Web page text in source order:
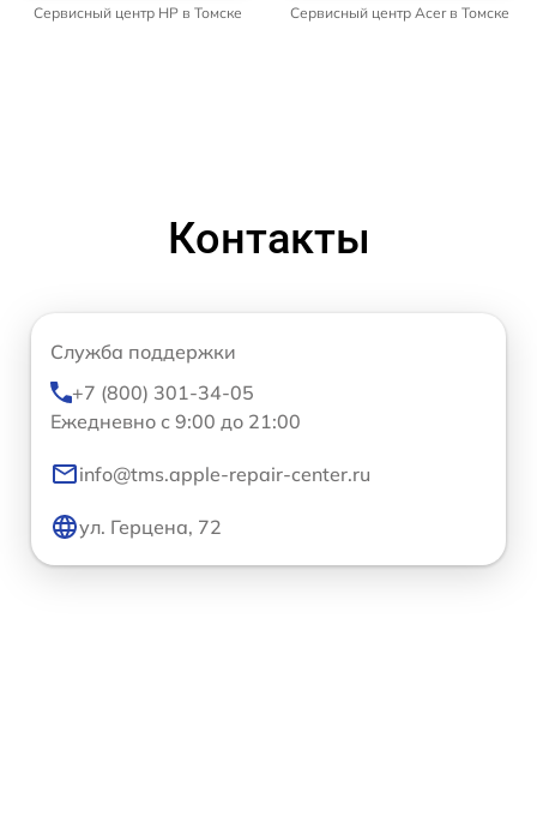
Сервисный центр HP в Томске Сервисный центр Acer в Томске
Контакты
Служба поддержки
+7 (800) 301-34-05
Ежедневно с 9:00 до 21:00
info@tms.apple-repair-center.ru
ул. Герцена, 72